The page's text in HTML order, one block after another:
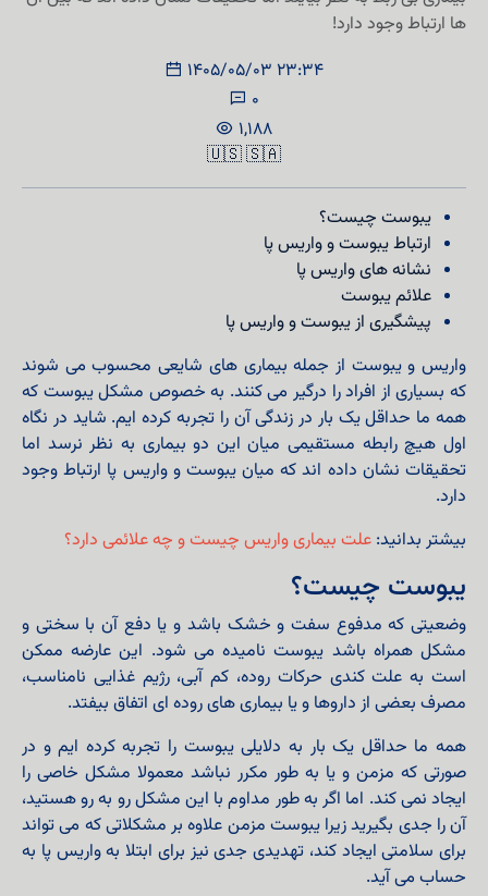
ها ارتباط وجود دارد!
1405/05/03 23:34
0
1,188
🇺🇸🇸🇦
یبوست چیست؟
ارتباط یبوست و واریس پا
نشانه های واریس پا
علائم یبوست
پیشگیری از یبوست و واریس پا
واریس و یبوست از جمله بیماری های شایعی محسوب می شوند
که بسیاری از افراد را درگیر می کنند. به خصوص مشکل یبوست که
همه ما حداقل یک بار در زندگی آن را تجربه کرده ایم. شاید در نگاه
اول هیچ رابطه مستقیمی میان این دو بیماری به نظر نرسد اما
تحقیقات نشان داده اند که میان یبوست و واریس پا ارتباط وجود
دارد.
بیشتر بدانید: علت بیماری واریس چیست و چه علائمی دارد؟
یبوست چیست؟
وضعیتی که مدفوع سفت و خشک باشد و یا دفع آن با سختی و
مشکل همراه باشد یبوست نامیده می شود. این عارضه ممکن
است به علت کندی حرکات روده، کم آبی، رژیم غذایی نامناسب،
مصرف بعضی از داروها و یا بیماری های روده ای اتفاق بیفتد.
همه ما حداقل یک بار به دلایلی یبوست را تجربه کرده ایم و در
صورتی که مزمن و یا به طور مکرر نباشد معمولا مشکل خاصی را
ایجاد نمی کند. اما اگر به طور مداوم با این مشکل رو به رو هستید،
آن را جدی بگیرید زیرا یبوست مزمن علاوه بر مشکلاتی که می تواند
برای سلامتی ایجاد کند، تهدیدی جدی نیز برای ابتلا به واریس پا به
حساب می آید.